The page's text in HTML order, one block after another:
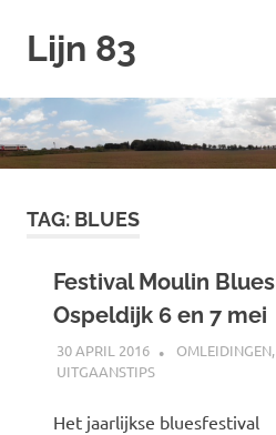
naar
inhoud
Lijn 83
TAG: BLUES
Festival Moulin Blues
Ospeldijk 6 en 7 mei
30 APRIL 2016 JOHAN
OMLEIDINGEN,
UITGAANSTIPS
Het jaarlijkse bluesfestival